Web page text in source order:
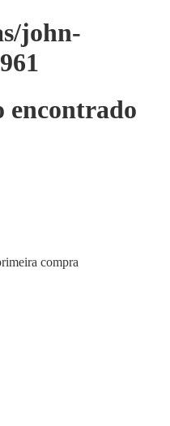
john-
encontrado
compra